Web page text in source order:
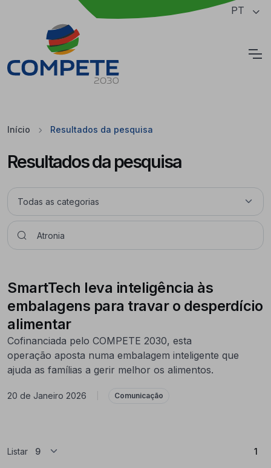
Saltar para o conteúdo principal da página PT
Início Resultados da pesquisa
Resultados da pesquisa
SmartTech leva inteligência às
embalagens para travar o desperdício
alimentar
Cofinanciada pelo COMPETE 2030, esta
operação aposta numa embalagem inteligente que
ajuda as famílias a gerir melhor os alimentos.
20 de Janeiro 2026 Comunicação
Listar 1